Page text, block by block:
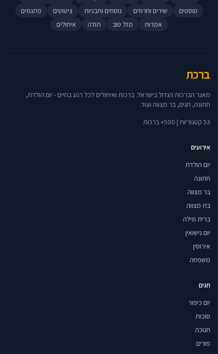
טוסטים
שירים וחרוזים נוסחים ותבניות ציטוטים
פתגמים
אמרות
מזל טוב תודה איחולים
ברכת
מאגר הברכות הגדול בישראל. ברכות ואיחולים לכל רגע בחיים - יום הולדת,
חתונה, חגים, בר מצווה ועוד.
53 קטגוריות | 500+ ברכות
אירועים
יום הולדת
חתונה
בר מצווה
בת מצווה
ברית מילה
יום נישואין
אירוסין
משפחה
חגים
יום כיפור
סוכות
חנוכה
פורים